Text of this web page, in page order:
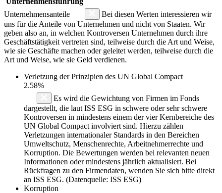
Unternehmensanteile
Bei diesen Werten interessieren wir
uns für die Anteile von Unternehmen und nicht von Staaten. Wir
geben also an, in welchen Kontroversen Unternehmen durch ihre
Geschäftstätigkeit vertreten sind, teilweise durch die Art und Weise,
wie sie Geschäfte machen oder geleitet werden, teilweise durch die
Art und Weise, wie sie Geld verdienen.
Verletzung der Prinzipien des UN Global Compact
2.58%
Es wird die Gewichtung von Firmen im Fonds
dargestellt, die laut ISS ESG in schwere oder sehr schwere
Kontroversen in mindestens einem der vier Kernbereiche des
UN Global Compact involviert sind. Hierzu zählen
Verletzungen internationaler Standards in den Bereichen
Umweltschutz, Menschenrechte, Arbeitnehmerrechte und
Korruption. Die Bewertungen werden bei relevanten neuen
Informationen oder mindestens jährlich aktualisiert. Bei
Rückfragen zu den Firmendaten, wenden Sie sich bitte direkt
an ISS ESG. (Datenquelle: ISS ESG)
Korruption